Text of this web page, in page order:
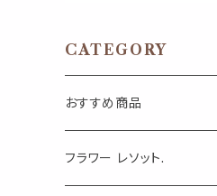
ロマスプレー
CATEGORY
おすすめ商品
気になる虫対策に
フラワー レソット.